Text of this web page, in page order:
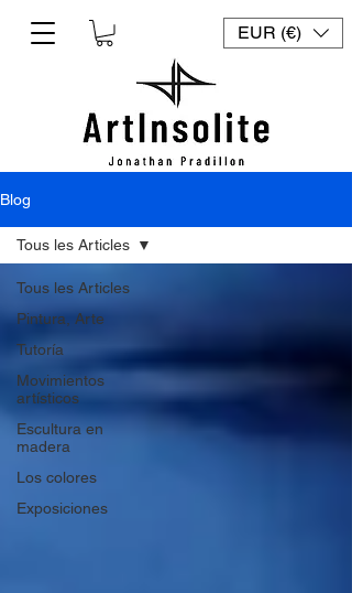
EUR (€)
Blog
Tous les Articles
Pintura, Arte
Tutoría
Movimientos
artísticos
Escultura en
madera
Los colores
Exposiciones
Tous les Articles